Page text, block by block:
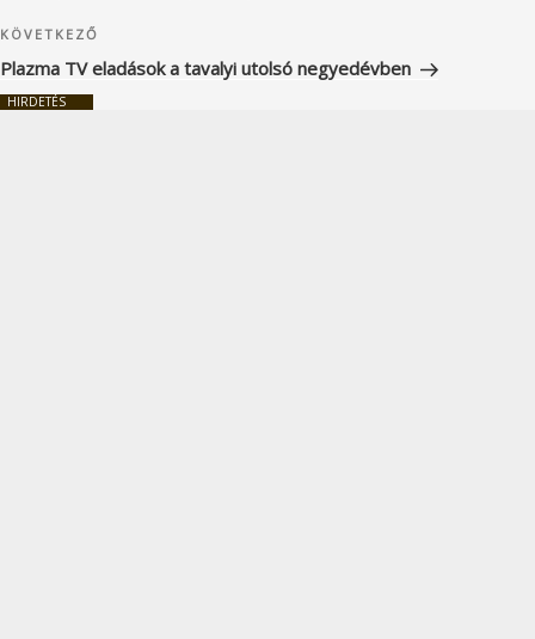
Következő
bejegyzés
KÖVETKEZŐ
Plazma TV eladások a tavalyi utolsó negyedévben
HIRDETÉS